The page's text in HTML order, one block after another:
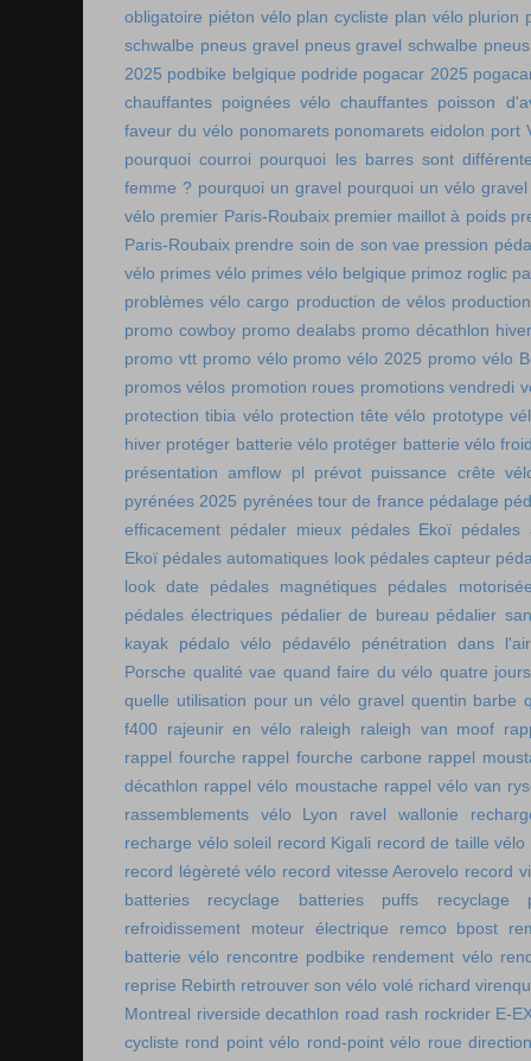
obligatoire piéton vélo plan cycliste plan vélo plurion
schwalbe pneus gravel pneus gravel schwalbe
2025 podbike belgique podride pogacar 2025
chauffantes poignées vélo chauffantes poisson
faveur du vélo ponomarets ponomarets eidolon port
pourquoi courroi pourquoi les barres sont
femme ? pourquoi un gravel pourquoi un vélo gravel
vélo premier Paris-Roubaix premier maillot à poids
Paris-Roubaix prendre soin de son vae pression
vélo primes vélo primes vélo belgique primoz roglic
problèmes vélo cargo production de vélos
promo cowboy promo dealabs promo décathlon hiver
promo vtt promo vélo promo vélo 2025 promo vélo
promos vélos promotion roues promotions vendredi
protection tibia vélo protection tête vélo prototype
hiver protéger batterie vélo protéger batterie vélo
présentation amflow pl
prévot puissance crête
pyrénées 2025 pyrénées tour de france pédalage
efficacement pédaler mieux pédales Ekoï pédales
Ekoï pédales automatiques look pédales capteur
look date
pédales magnétiques
pédales
pédales électriques pédalier de bureau pédalier
kayak
pédalo vélo pédavélo
pénétration dans l'air
Porsche qualité vae quand faire du vélo quatre
quelle utilisation pour un vélo gravel quentin barbe
f400 rajeunir en vélo raleigh raleigh van moof
rappel fourche rappel fourche carbone rappel
décathlon rappel vélo moustache rappel vélo van
rassemblements vélo Lyon
ravel wallonie
recharge vélo soleil record Kigali record de taille vélo
record légèreté vélo record vitesse Aerovelo record
batteries
recyclage batteries puffs
recyclage
refroidissement moteur électrique
remco bpost
batterie vélo rencontre podbike rendement vélo
reprise Rebirth retrouver son vélo volé richard
Montreal riverside decathlon road rash rockrider E-
cycliste rond point vélo rond-point vélo roue